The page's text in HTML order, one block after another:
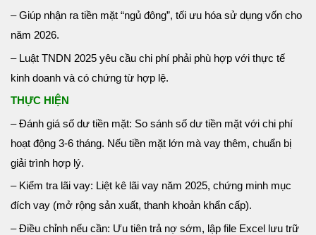
– Giúp nhận ra tiền mặt “ngủ đông”, tối ưu hóa sử dụng vốn cho
năm 2026.
– Luật TNDN 2025 yêu cầu chi phí phải phù hợp với thực tế
kinh doanh và có chứng từ hợp lệ.
THỰC HIỆN
– Đánh giá số dư tiền mặt: So sánh số dư tiền mặt với chi phí
hoạt động 3-6 tháng. Nếu tiền mặt lớn mà vay thêm, chuẩn bị
giải trình hợp lý.
– Kiểm tra lãi vay: Liệt kê lãi vay năm 2025, chứng minh mục
đích vay (mở rộng sản xuất, thanh khoản khẩn cấp).
– Điều chỉnh nếu cần: Ưu tiên trả nợ sớm, lập file Excel lưu trữ